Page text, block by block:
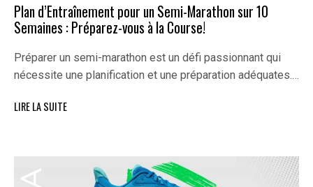
Plan d’Entraînement pour un Semi-Marathon sur 10
Semaines : Préparez-vous à la Course!
Préparer un semi-marathon est un défi passionnant qui
nécessite une planification et une préparation adéquates.…
LIRE LA SUITE